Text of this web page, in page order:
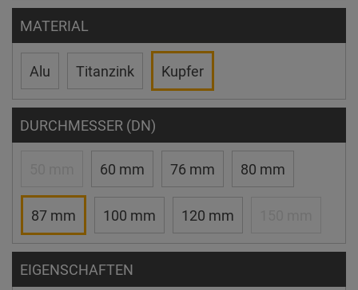
MATERIAL
Alu Titanzink Kupfer
DURCHMESSER (DN)
60 mm 76 mm 80 mm
87 mm 100 mm 120 mm
EIGENSCHAFTEN